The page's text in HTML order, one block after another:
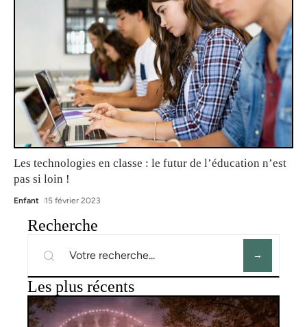
Les technologies en classe : le futur de l’éducation n’est
pas si loin !
Enfant 15 février 2023
Recherche
Les plus récents